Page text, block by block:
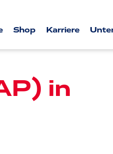
Shop Karriere
in